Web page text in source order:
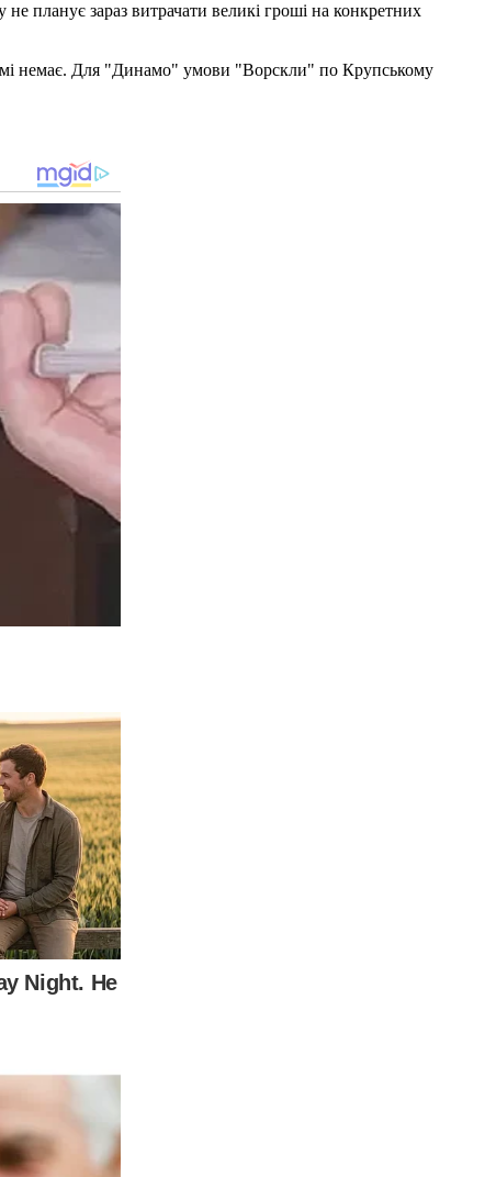
планує зараз витрачати великі гроші на конкретних
немає. Для "Динамо" умови "Ворскли" по Крупському